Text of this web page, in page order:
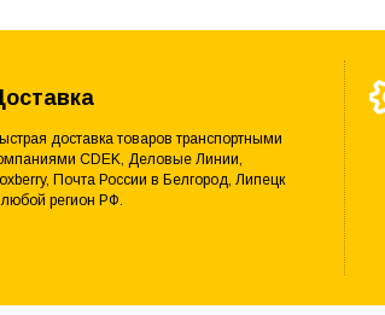
доставка товаров транспортными
CDEK, Деловые Линии,
Почта России в Белгород, Липецк
регион РФ.